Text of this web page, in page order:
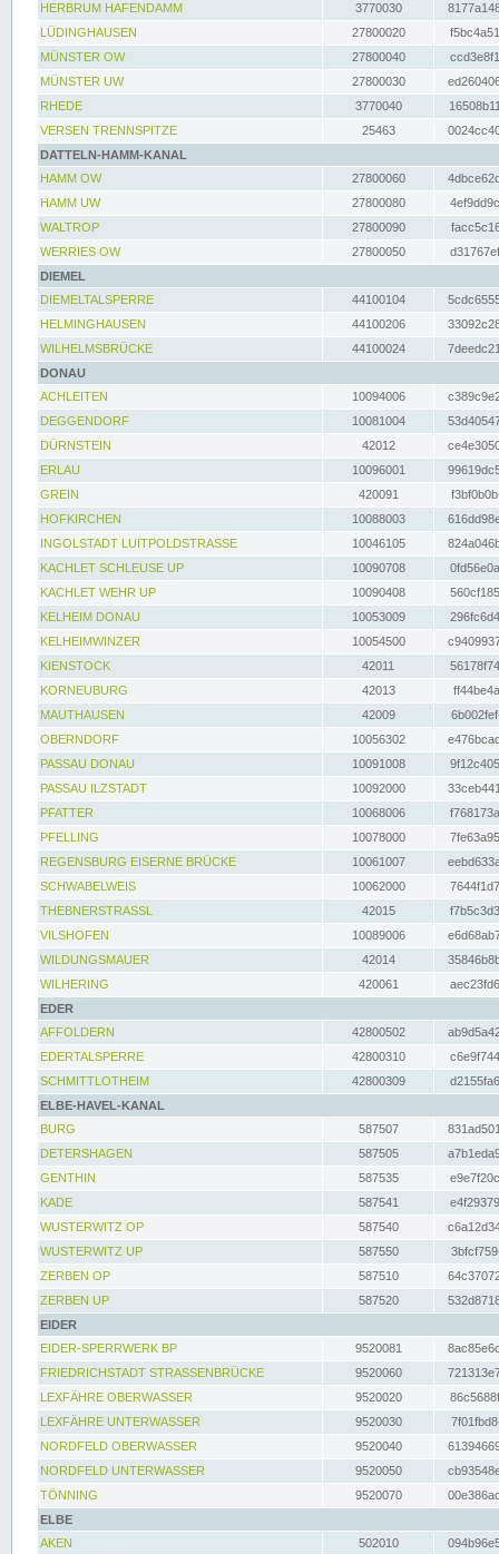
HERBRUM HAFENDAMM
3770030
LÜDINGHAUSEN
27800020
MÜNSTER OW
27800040
MÜNSTER UW
27800030
RHEDE
3770040
VERSEN TRENNSPITZE
25463
DATTELN-HAMM-KANAL
HAMM OW
27800060
HAMM UW
27800080
WALTROP
27800090
WERRIES OW
27800050
DIEMEL
DIEMELTALSPERRE
44100104
HELMINGHAUSEN
44100206
WILHELMSBRÜCKE
44100024
DONAU
ACHLEITEN
10094006
DEGGENDORF
10081004
DÜRNSTEIN
42012
ERLAU
10096001
GREIN
420091
HOFKIRCHEN
10088003
INGOLSTADT LUITPOLDSTRASSE
10046105
KACHLET SCHLEUSE UP
10090708
KACHLET WEHR UP
10090408
KELHEIM DONAU
10053009
KELHEIMWINZER
10054500
KIENSTOCK
42011
KORNEUBURG
42013
MAUTHAUSEN
42009
OBERNDORF
10056302
PASSAU DONAU
10091008
PASSAU ILZSTADT
10092000
PFATTER
10068006
PFELLING
10078000
REGENSBURG EISERNE BRÜCKE
10061007
SCHWABELWEIS
10062000
THEBNERSTRASSL
42015
VILSHOFEN
10089006
WILDUNGSMAUER
42014
WILHERING
420061
EDER
AFFOLDERN
42800502
EDERTALSPERRE
42800310
SCHMITTLOTHEIM
42800309
ELBE-HAVEL-KANAL
BURG
587507
DETERSHAGEN
587505
GENTHIN
587535
KADE
587541
WUSTERWITZ OP
587540
WUSTERWITZ UP
587550
ZERBEN OP
587510
ZERBEN UP
587520
EIDER
EIDER-SPERRWERK BP
9520081
FRIEDRICHSTADT STRASSENBRÜCKE
9520060
LEXFÄHRE OBERWASSER
9520020
LEXFÄHRE UNTERWASSER
9520030
NORDFELD OBERWASSER
9520040
NORDFELD UNTERWASSER
9520050
TÖNNING
9520070
ELBE
AKEN
502010